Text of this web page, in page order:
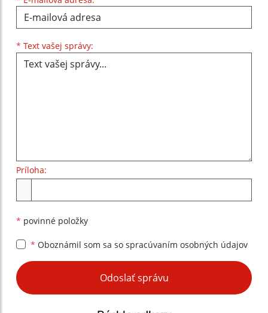
* Text vašej správy:
Príloha:
* povinné položky
* Oboznámil som sa so spracúvaním osobných údajov
Google reCaptcha Response
Odoslať správu